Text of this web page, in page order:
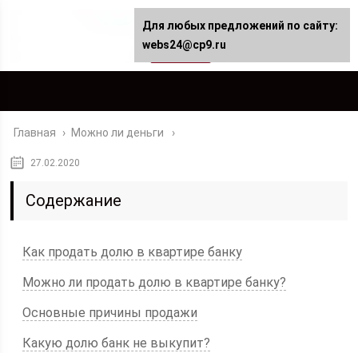
Главная › Можно ли деньги
27.02.2020
Содержание
Как продать долю в квартире банку
Можно ли продать долю в квартире банку?
Основные причины продажи
Какую долю банк не выкупит?
Для любых предложений по сайту:
webs24@cp9.ru